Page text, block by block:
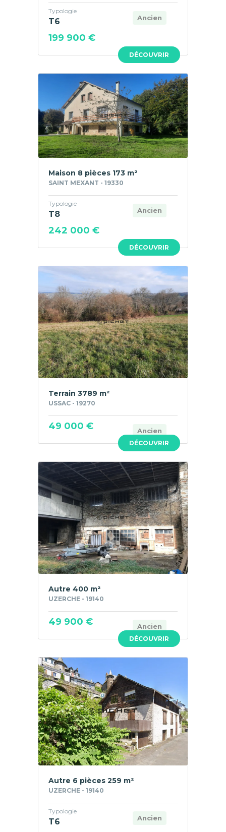
DÉCOUVRIR
Ancien
Typologie
T6
199 900 €
DÉCOUVRIR
Maison 8 pièces 173 m²
SAINT MEXANT - 19330
Ancien
Typologie
T8
242 000 €
DÉCOUVRIR
Terrain 3789 m²
USSAC - 19270
Ancien
49 000 €
DÉCOUVRIR
Autre 400 m²
UZERCHE - 19140
Ancien
49 900 €
Autre 6 pièces 259 m²
UZERCHE - 19140
Ancien
Typologie
T6